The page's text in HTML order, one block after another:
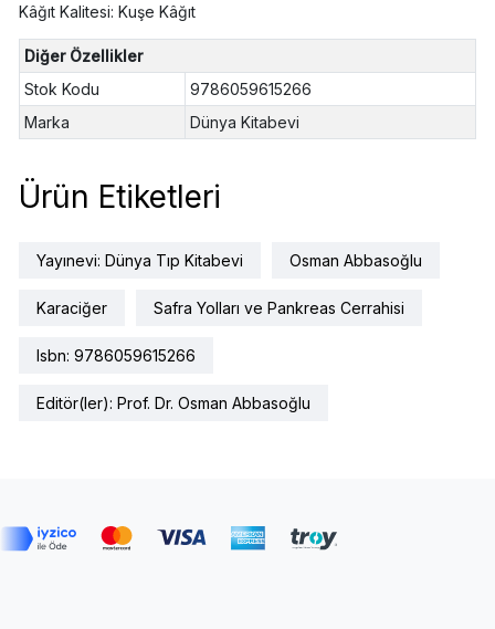
Kâğıt Kalitesi: Kuşe Kâğıt
Diğer Özellikler
Stok Kodu
9786059615266
Marka
Dünya Kitabevi
Ürün Etiketleri
Yayınevi: Dünya Tıp Kitabevi Osman Abbasoğlu
Karaciğer Safra Yolları ve Pankreas Cerrahisi
Isbn: 9786059615266
Editör(ler): Prof. Dr. Osman Abbasoğlu